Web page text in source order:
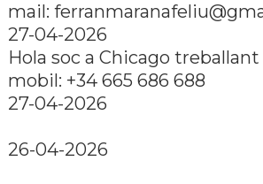
mail:
27-04-2026
Hola soc a Chicago treballant
mobil: +34 665 686 688
27-04-2026
26-04-2026